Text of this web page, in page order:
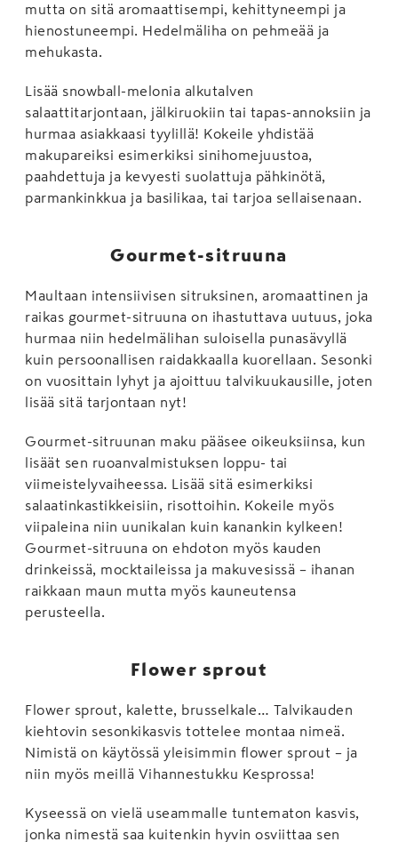
mutta on sitä aromaattisempi, kehittyneempi ja
hienostuneempi. Hedelmäliha on pehmeää ja
mehukasta.
Lisää snowball-melonia alkutalven
salaattitarjontaan, jälkiruokiin tai tapas-annoksiin ja
hurmaa asiakkaasi tyylillä! Kokeile yhdistää
makupareiksi esimerkiksi sinihomejuustoa,
paahdettuja ja kevyesti suolattuja pähkinötä,
parmankinkkua ja basilikaa, tai tarjoa sellaisenaan.
Gourmet-sitruuna
Maultaan intensiivisen sitruksinen, aromaattinen ja
raikas gourmet-sitruuna on ihastuttava uutuus, joka
hurmaa niin hedelmälihan suloisella punasävyllä
kuin persoonallisen raidakkaalla kuorellaan. Sesonki
on vuosittain lyhyt ja ajoittuu talvikuukausille, joten
lisää sitä tarjontaan nyt!
Gourmet-sitruunan maku pääsee oikeuksiinsa, kun
lisäät sen ruoanvalmistuksen loppu- tai
viimeistelyvaiheessa. Lisää sitä esimerkiksi
salaatinkastikkeisiin, risottoihin. Kokeile myös
viipaleina niin uunikalan kuin kanankin kylkeen!
Gourmet-sitruuna on ehdoton myös kauden
drinkeissä, mocktaileissa ja makuvesissä – ihanan
raikkaan maun mutta myös kauneutensa
perusteella.
Flower sprout
Flower sprout, kalette, brusselkale… Talvikauden
kiehtovin sesonkikasvis tottelee montaa nimeä.
Nimistä on käytössä yleisimmin flower sprout – ja
niin myös meillä Vihannestukku Kesprossa!
Kyseessä on vielä useammalle tuntematon kasvis,
jonka nimestä saa kuitenkin hyvin osviittaa sen